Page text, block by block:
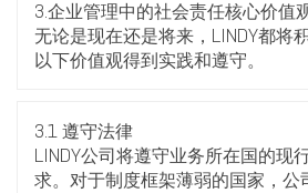
3.企业管理中的社会责任核心价值
无论是现在还是将来，LINDY都将
以下价值观得到实践和遵守。
3.1 遵守法律
LINDY公司将遵守业务所在国的现
求。对于制度框架薄弱的国家，公